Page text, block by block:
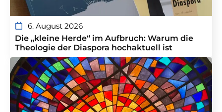
6. August 2026
Die „kleine Herde“ im Aufbruch: Warum die
Theologie der Diaspora hochaktuell ist